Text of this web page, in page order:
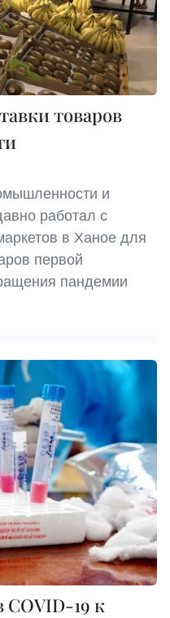
товаров
и
работал с
в Ханое для
первой
пандемии
COVID-19 к